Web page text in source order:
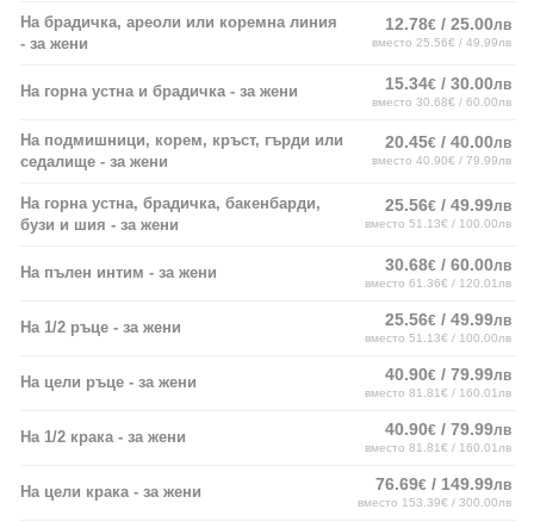
На брадичка, ареоли или коремна линия
- за жени
12.78€ / 25.00лв
вместо 25.56€ / 49.99лв
На горна устна и брадичка - за жени 15.34€ / 30.00лв
вместо 30.68€ / 60.00лв
На подмишници, корем, кръст, гърди или
седалище - за жени
20.45€ / 40.00лв
вместо 40.90€ / 79.99лв
На горна устна, брадичка, бакенбарди,
бузи и шия - за жени
25.56€ / 49.99лв
вместо 51.13€ / 100.00лв
На пълен интим - за жени 30.68€ / 60.00лв
вместо 61.36€ / 120.01лв
На 1/2 ръце - за жени 25.56€ / 49.99лв
вместо 51.13€ / 100.00лв
На цели ръце - за жени 40.90€ / 79.99лв
вместо 81.81€ / 160.01лв
На 1/2 крака - за жени 40.90€ / 79.99лв
вместо 81.81€ / 160.01лв
На цели крака - за жени 76.69€ / 149.99лв
вместо 153.39€ / 300.00лв